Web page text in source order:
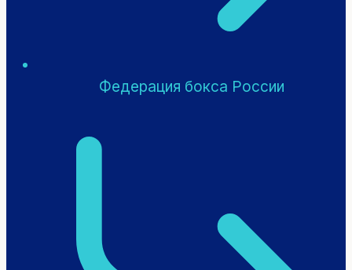
Федерация бокса России